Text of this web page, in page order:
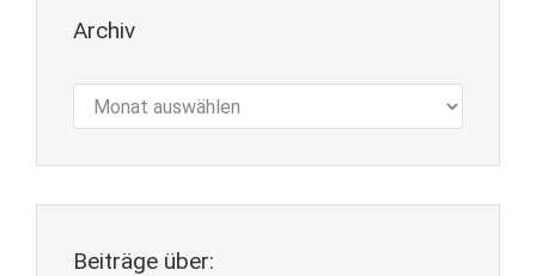
Archiv
Beiträge über: